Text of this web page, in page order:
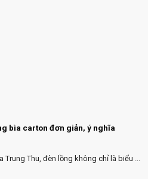
bìa carton đơn giản, ý nghĩa
Thu, đèn lồng không chỉ là biểu ...